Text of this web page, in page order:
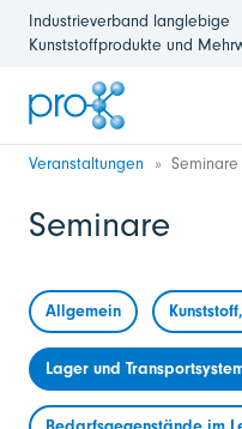
Industrieverband langlebige
Kunststoffprodukte und
Veranstaltungen Seminare
Seminare
Allgemein
Lager und